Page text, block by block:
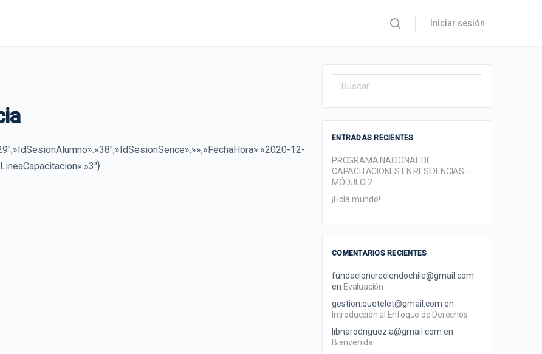
Iniciar sesión
12-
Search
ENTRADAS RECIENTES
PROGRAMA NACIONAL DE
CAPACITACIONES EN RESIDENCIAS –
MÓDULO 2
¡Hola mundo!
COMENTARIOS RECIENTES
fundacioncreciendochile@gmail.com
en Evaluación
gestion.quetelet@gmail.com en
Introducción al Enfoque de Derechos
libnarodriguez.a@gmail.com en
Bienvenida